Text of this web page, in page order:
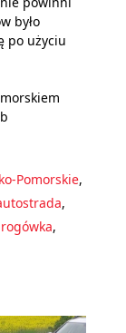
było
po użyciu
Pomorskie,
,
,